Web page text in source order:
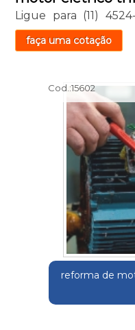
Ligue para (11)
faça uma cotação
Cod.:15602
reforma de